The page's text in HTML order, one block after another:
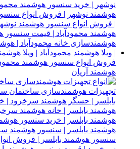
فروش انواع سنسور هوشمند
هوشمند آریان